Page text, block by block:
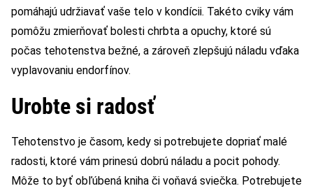
pomáhajú udržiavať vaše telo v kondícii. Takéto cviky vám
pomôžu zmierňovať bolesti chrbta a opuchy, ktoré sú
počas tehotenstva bežné, a zároveň zlepšujú náladu vďaka
vyplavovaniu endorfínov.
Urobte si radosť
Tehotenstvo je časom, kedy si potrebujete dopriať malé
radosti, ktoré vám prinesú dobrú náladu a pocit pohody.
Môže to byť obľúbená kniha či voňavá sviečka. Potrebujete